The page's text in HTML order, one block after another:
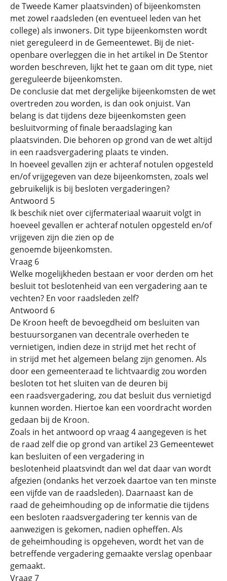
de Tweede Kamer plaatsvinden) of bijeenkomsten
met zowel raadsleden (en eventueel leden van het
college) als inwoners. Dit type bijeenkomsten wordt
niet gereguleerd in de Gemeentewet. Bij de niet-
openbare overleggen die in het artikel in De Stentor
worden beschreven, lijkt het te gaan om dit type, niet
gereguleerde bijeenkomsten.
De conclusie dat met dergelijke bijeenkomsten de wet
overtreden zou worden, is dan ook onjuist. Van
belang is dat tijdens deze bijeenkomsten geen
besluitvorming of finale beraadslaging kan
plaatsvinden. Die behoren op grond van de wet altijd
in een raadsvergadering plaats te vinden.
In hoeveel gevallen zijn er achteraf notulen opgesteld
en/of vrijgegeven van deze bijeenkomsten, zoals wel
gebruikelijk is bij besloten vergaderingen?
Antwoord 5
Ik beschik niet over cijfermateriaal waaruit volgt in
hoeveel gevallen er achteraf notulen opgesteld en/of
vrijgeven zijn die zien op de
genoemde bijeenkomsten.
Vraag 6
Welke mogelijkheden bestaan er voor derden om het
besluit tot beslotenheid van een vergadering aan te
vechten? En voor raadsleden zelf?
Antwoord 6
De Kroon heeft de bevoegdheid om besluiten van
bestuursorganen van decentrale overheden te
vernietigen, indien deze in strijd met het recht of
in strijd met het algemeen belang zijn genomen. Als
door een gemeenteraad te lichtvaardig zou worden
besloten tot het sluiten van de deuren bij
een raadsvergadering, zou dat besluit dus vernietigd
kunnen worden. Hiertoe kan een voordracht worden
gedaan bij de Kroon.
Zoals in het antwoord op vraag 4 aangegeven is het
de raad zelf die op grond van artikel 23 Gemeentewet
kan besluiten of een vergadering in
beslotenheid plaatsvindt dan wel dat daar van wordt
afgezien (ondanks het verzoek daartoe van ten minste
een vijfde van de raadsleden). Daarnaast kan de
raad de geheimhouding op de informatie die tijdens
een besloten raadsvergadering ter kennis van de
aanwezigen is gekomen, nadien opheffen. Als
de geheimhouding is opgeheven, wordt het van de
betreffende vergadering gemaakte verslag openbaar
gemaakt.
Vraag 7